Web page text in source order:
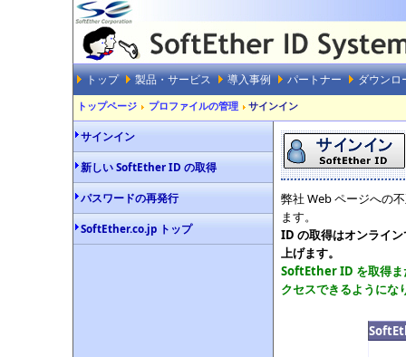
トップ 製品・サービス 導入事例 パートナー ダウンロ
トップページ プロファイルの管理 サインイン
サインイン
新しい SoftEther ID の取得
パスワードの再発行
SoftEther.co.jp トップ
弊社 Web ページへの
ます。
ID の取得はオンライ
上げます。
SoftEther ID を取得ま
クセスできるようにな